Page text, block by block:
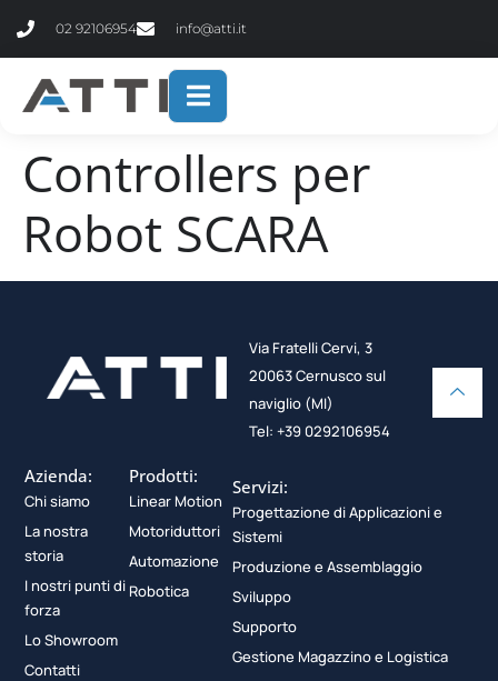
02 92106954 info@atti.it
Controllers per
Robot SCARA
Via Fratelli Cervi, 3
20063 Cernusco sul
naviglio (MI)
Tel: +39 0292106954
Azienda:
Chi siamo
La nostra
storia
I nostri punti di
forza
Lo Showroom
Contatti
Prodotti:
Linear Motion
Motoriduttori
Automazione
Robotica
Servizi:
Progettazione di Applicazioni e
Sistemi
Produzione e Assemblaggio
Sviluppo
Supporto
Gestione Magazzino e Logistica